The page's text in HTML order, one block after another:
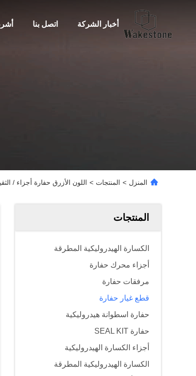
اتصل بنا أخبار الشركة
المنزل > المنتجات > اللون الأزرق حفارة أجزاء /
المنتجات
الكسارة الهيدروليكية المطرقة
أجزاء محرك حفارة
مرفقات حفارة
قطع غيار حفارة
حفارة اسطوانة هيدروليكية
حفارة SEAL KIT
أجزاء الكسارة الهيدروليكية
الكسارة الهيدروليكية المطرقة